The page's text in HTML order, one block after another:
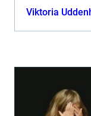
flera gånger
Viktoria